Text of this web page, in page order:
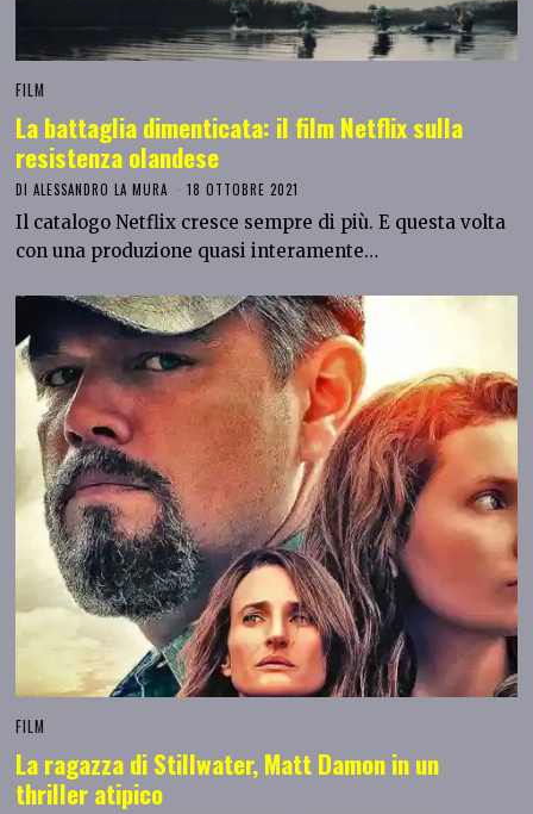
FILM
La battaglia dimenticata: il film Netflix sulla
resistenza olandese
DIALESSANDRO LA MURA 18 OTTOBRE 2021
Il catalogo Netflix cresce sempre di più. E questa volta
con una produzione quasi interamente…
FILM
La ragazza di Stillwater, Matt Damon in un
thriller atipico